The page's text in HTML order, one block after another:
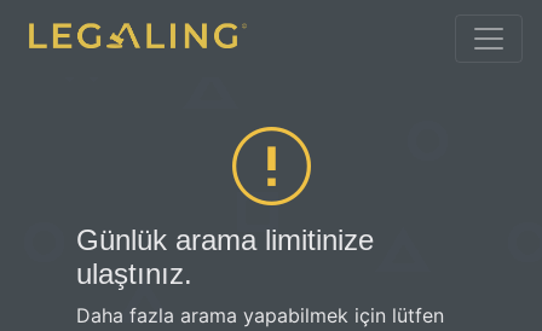
Günlük arama limitinize
ulaştınız.
Daha fazla arama yapabilmek için lütfen